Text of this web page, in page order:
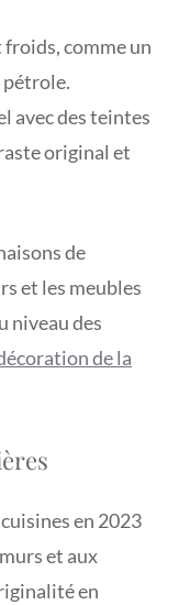
froids, comme un
pétrole.
avec des teintes
original et
de
et les meubles
niveau des
de la
en 2023
et aux
en